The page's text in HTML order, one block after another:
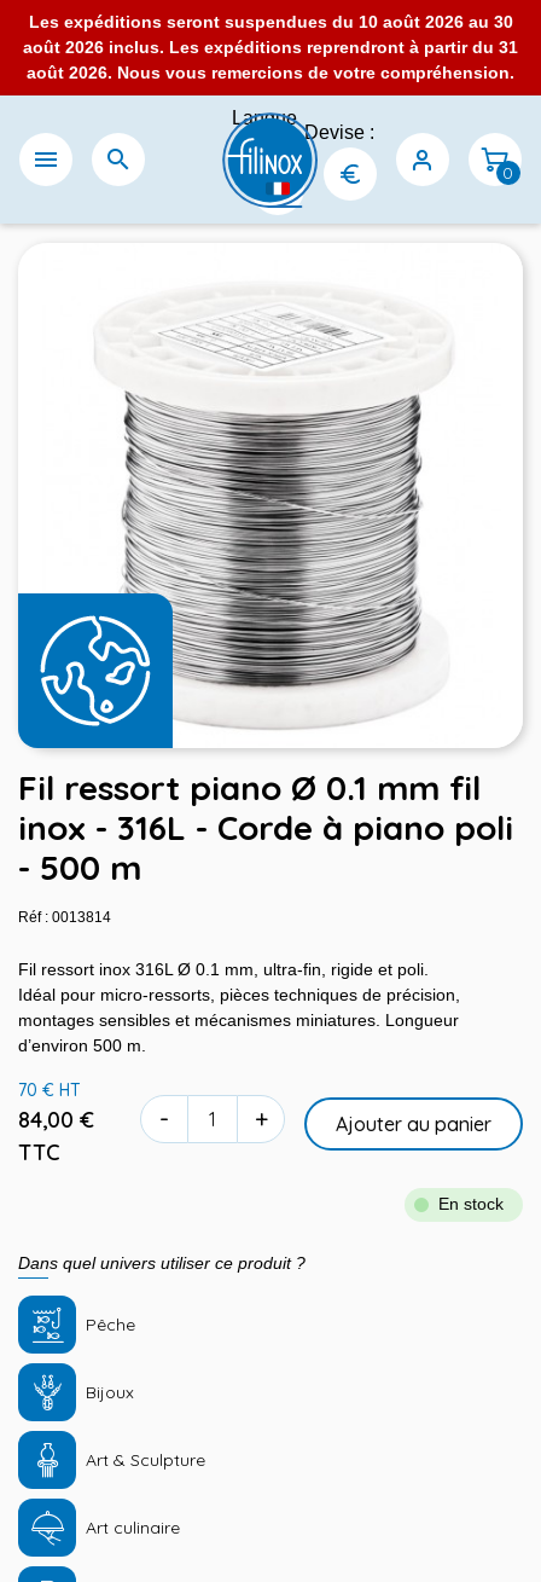
Les expéditions seront suspendues du 10 août 2026 au 30
août 2026 inclus. Les expéditions reprendront à partir du 31
août 2026. Nous vous remercions de votre compréhension.
 
Langue
:
Devise :
0
Fil ressort piano Ø 0.1 mm fil
inox - 316L - Corde à piano poli
- 500 m
Réf : 0013814
Fil ressort inox 316L Ø 0.1 mm, ultra-fin, rigide et poli.
Idéal pour micro-ressorts, pièces techniques de précision,
montages sensibles et mécanismes miniatures. Longueur
d’environ 500 m.
70 € HT
84,00 €
TTC
- + Ajouter au panier
En stock
Dans quel univers utiliser ce produit ?
Pêche
Bijoux
Art & Sculpture
Art culinaire